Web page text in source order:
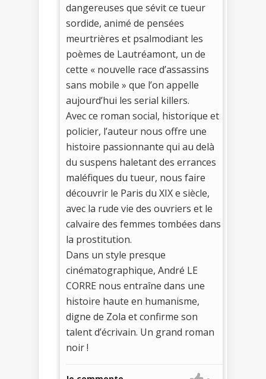
dangereuses que sévit ce tueur
sordide, animé de pensées
meurtrières et psalmodiant les
poèmes de Lautréamont, un de
cette « nouvelle race d’assassins
sans mobile » que l’on appelle
aujourd’hui les serial killers.
Avec ce roman social, historique et
policier, l’auteur nous offre une
histoire passionnante qui au delà
du suspens haletant des errances
maléfiques du tueur, nous faire
découvrir le Paris du XIX e siècle,
avec la rude vie des ouvriers et le
calvaire des femmes tombées dans
la prostitution.
Dans un style presque
cinématographique, André LE
CORRE nous entraîne dans une
histoire haute en humanisme,
digne de Zola et confirme son
talent d’écrivain. Un grand roman
noir !